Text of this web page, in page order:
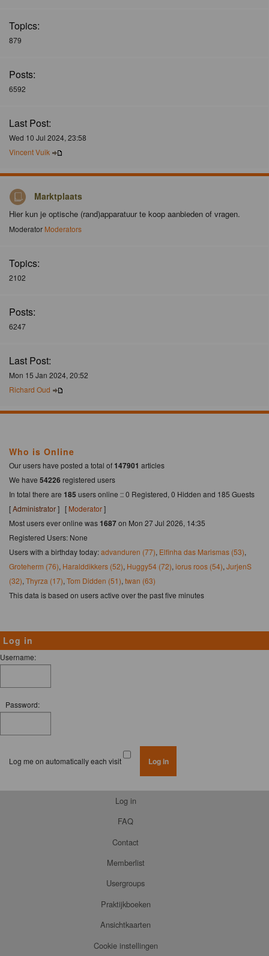
Topics:
879
Posts:
6592
Last Post:
Wed 10 Jul 2024, 23:58
Vincent Vuik
Marktplaats
Hier kun je optische (rand)apparatuur te koop aanbieden of vragen.
Moderator Moderators
Topics:
2102
Posts:
6247
Last Post:
Mon 15 Jan 2024, 20:52
Richard Oud
Who is Online
Our users have posted a total of147901 articles
We have 54226 registered users
In total there are 185 users online :: 0 Registered, 0 Hidden and 185 Guests
[Administrator] [ Moderator]
Most users ever online was1687on Mon 27 Jul 2026, 14:35
Registered Users: None
Users with a birthday today:advanduren (77), Elfinha das Marismas (53),
Groteherm (76), Haralddikkers (52), Huggy54 (72), iorus roos (54), JurjenS
(32), Thyrza (17), Tom Didden (51), twan (63)
This data is based on users active over the past five minutes
Log in
Username:
Password:
Log me on automatically each visit
Log in
FAQ
Contact
Memberlist
Usergroups
Praktijkboeken
Ansichtkaarten
Cookie instellingen